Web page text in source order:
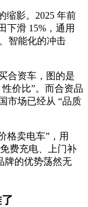
缩影。2025 年前
下滑 15%，通用
智能化的冲击
合资车，图的是
价比”。而合资品
市场已经从 “品质
格卖电车”，用
费充电、上门补
牌的优势荡然无